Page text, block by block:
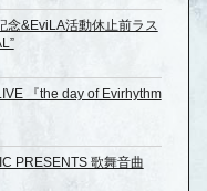
&EviLA活動休止前ラス
『the day of Evirhythm
PRESENTS 歌舞音曲